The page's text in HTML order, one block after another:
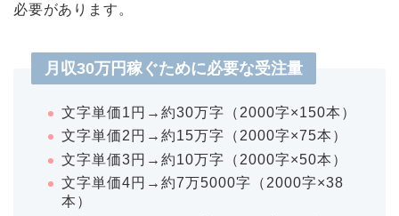
必要があります。
月収30万円稼ぐために必要な受注量
文字単価1円→約30万字（2000字×150本）
文字単価2円→約15万字（2000字×75本）
文字単価3円→約10万字（2000字×50本）
文字単価4円→約7万5000字（2000字×38
本）